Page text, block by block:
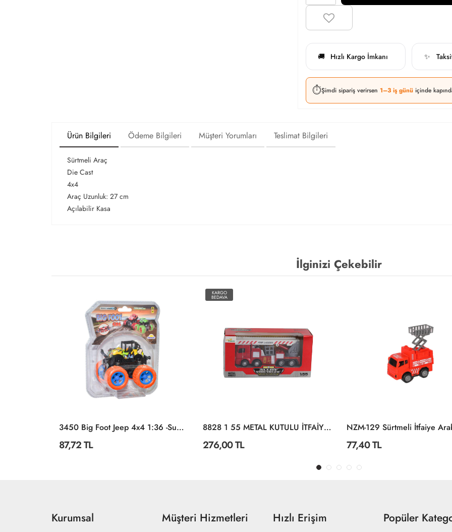
🚚 Hızlı Kargo İmkanı ✨
⏱️Şimdi sipariş verirsen 1–3 iş günü içinde
Ürün Bilgileri Ödeme Bilgileri Müşteri Yorumları Teslimat Bilgileri
Sürtmeli Araç
Die Cast
4x4
Araç Uzunluk: 27 cm
Açılabilir Kasa
İlginizi Çekebilir
3450 Big Foot Jeep 4x4 1:36 -Sunman
87,72 TL
KARGO
BEDAVA
8828 1 55 METAL KUTULU İTFAİYE ARACI
276,00 TL 77,40 TL
Kurumsal Müşteri Hizmetleri Hızlı Erişim Popüler